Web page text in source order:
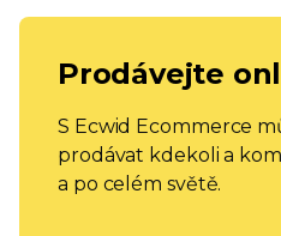
Prodávejte
S Ecwid Ecommerce
prodávat kdekoli a
a po celém světě.